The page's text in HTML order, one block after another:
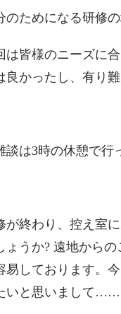
のためになる研修
は皆様のニーズに
良かったし、有り難
談は3時の休憩で行
が終わり、控え室
ょうか? 遠地から
易しております。
いと思いまして……